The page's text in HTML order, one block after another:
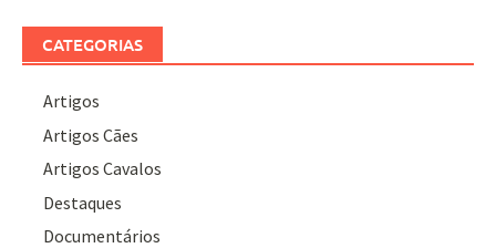
CATEGORIAS
Artigos
Artigos Cães
Artigos Cavalos
Destaques
Documentários